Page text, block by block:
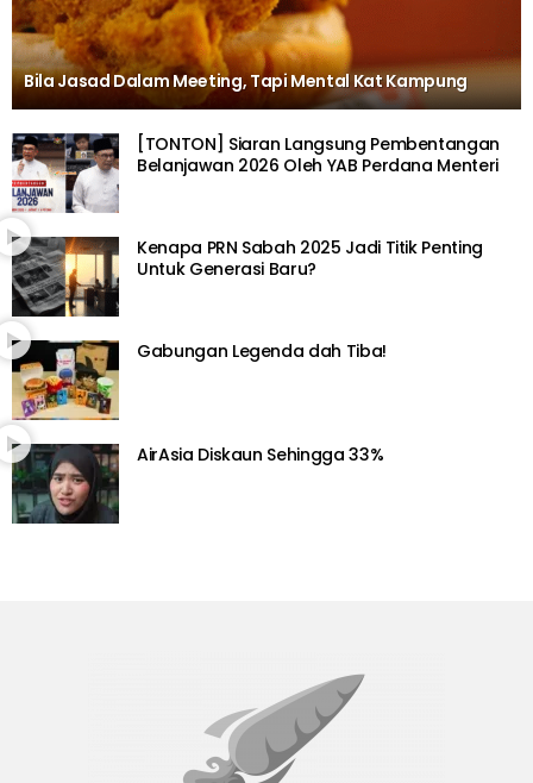
Bila Jasad Dalam Meeting, Tapi Mental Kat Kampung
[TONTON] Siaran Langsung Pembentangan
Belanjawan 2026 Oleh YAB Perdana Menteri
Kenapa PRN Sabah 2025 Jadi Titik Penting
Untuk Generasi Baru?
Gabungan Legenda dah Tiba!
AirAsia Diskaun Sehingga 33%